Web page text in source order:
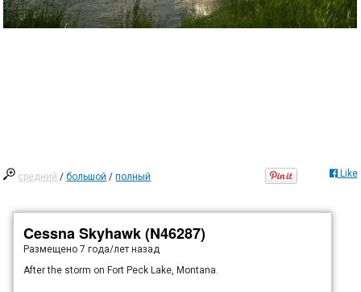
средний /большой /полный Like
Cessna Skyhawk (N46287)
Размещено7 года/лет назад
After the storm on Fort Peck Lake, Montana.